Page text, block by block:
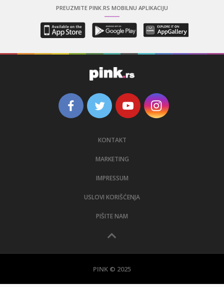
PREUZMITE PINK.RS MOBILNU APLIKACIJU
KONTAKT
MARKETING
IMPRESSUM
USLOVI KORIŠĆENJA
PIŠITE NAM
PINK © 2025